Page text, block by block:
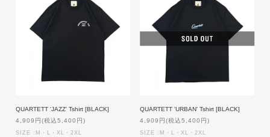
QUARTETT 'JAZZ' Tshirt [BLACK]
4,909円(税込5,400円)
SIZE :M・L・XL・2XL
QUARTETT 'URBAN' Tshirt [BLACK]
4,909円(税込5,400円)
SIZE :M・L・XL・2XL